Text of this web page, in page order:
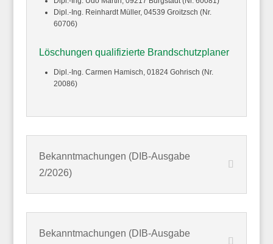
Dipl.-Ing. Reinhardt Müller,04539 Groitzsch (Nr.
60706)
Löschungen qualifizierte Brandschutzplaner
Dipl.-Ing. Carmen Hamisch,01824 Gohrisch (Nr.
20086)
Bekanntmachungen (DIB-Ausgabe
2/2026)
Bekanntmachungen (DIB-Ausgabe